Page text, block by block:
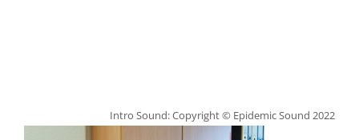
Intro Sound: Copyright © Epidemic Sound 2022